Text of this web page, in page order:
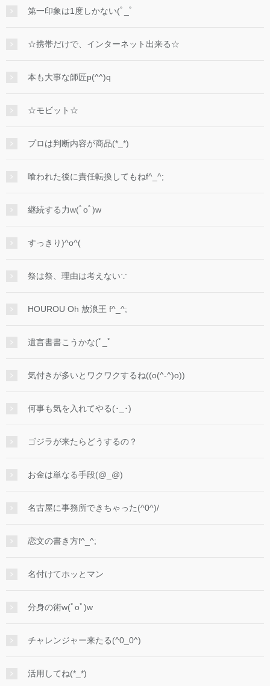
第一印象は1度しかない(ﾟ_ﾟ
☆携帯だけで、インターネット出来る☆
本も大事な師匠p(^^)q
☆モビット☆
プロは判断内容が商品(*_*)
喰われた後に責任転換してもねf^_^;
継続する力w(ﾟoﾟ)w
すっきり)^o^(
祭は祭、理由は考えない∵
HOUROU Oh 放浪王 f^_^;
遺言書書こうかな(ﾟ_ﾟ
気付きが多いとワクワクするね((o(^-^)o))
何事も気を入れてやる(･_･)
ゴジラが来たらどうするの？
お金は単なる手段(@_@)
名古屋に事務所できちゃった(^0^)/
恋文の書き方f^_^;
名付けてホッとマン
分身の術w(ﾟoﾟ)w
チャレンジャー来たる(^0_0^)
活用してね(*_*)